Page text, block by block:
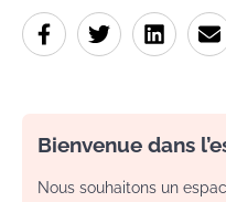
Bienvenue dans
Nous souhaitons un